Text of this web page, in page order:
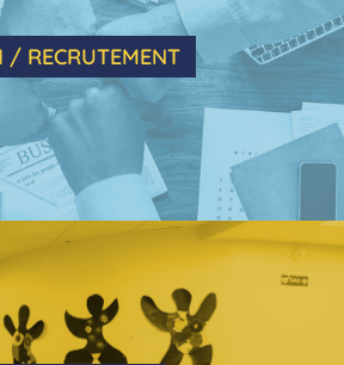
/ RECRUTEMENT